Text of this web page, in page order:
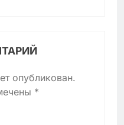
опубликован.
*